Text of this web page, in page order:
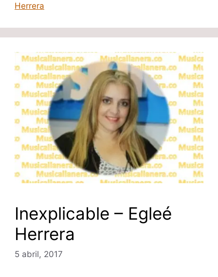
Herrera
Inexplicable – Egleé
Herrera
5 abril, 2017